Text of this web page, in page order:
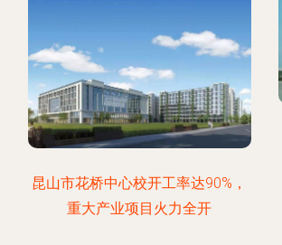
昆山市花桥中心校开工率达90%，
重大产业项目火力全开